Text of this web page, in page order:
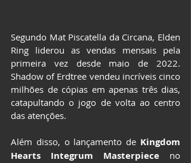
Segundo Mat Piscatella da Circana, Elden
Ring liderou as vendas mensais pela
primeira vez desde maio de 2022.
Shadow of Erdtree vendeu incríveis cinco
milhões de cópias em apenas três dias,
catapultando o jogo de volta ao centro
das atenções.
Além disso, o lançamento de Kingdom
Hearts Integrum Masterpiece no